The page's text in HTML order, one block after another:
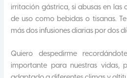
irritación gástrica, si abusas en las
de uso como bebidas o tisanas.
más dos infusiones diarias por dos
Quiero despedirme
importante para nuestras vidas,